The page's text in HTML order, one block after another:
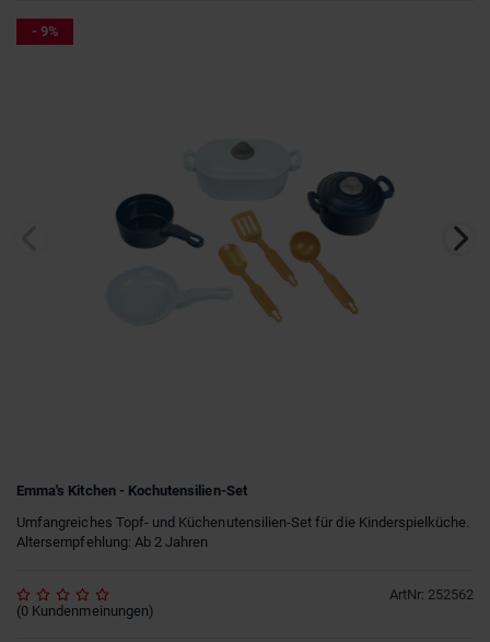
- 9%
Emma's Kitchen - Kochutensilien-Set
Umfangreiches Topf- und Küchenutensilien-Set für die Kinderspielküche.
Altersempfehlung: Ab 2 Jahren
ArtNr: 252562
(0 Kundenmeinungen)